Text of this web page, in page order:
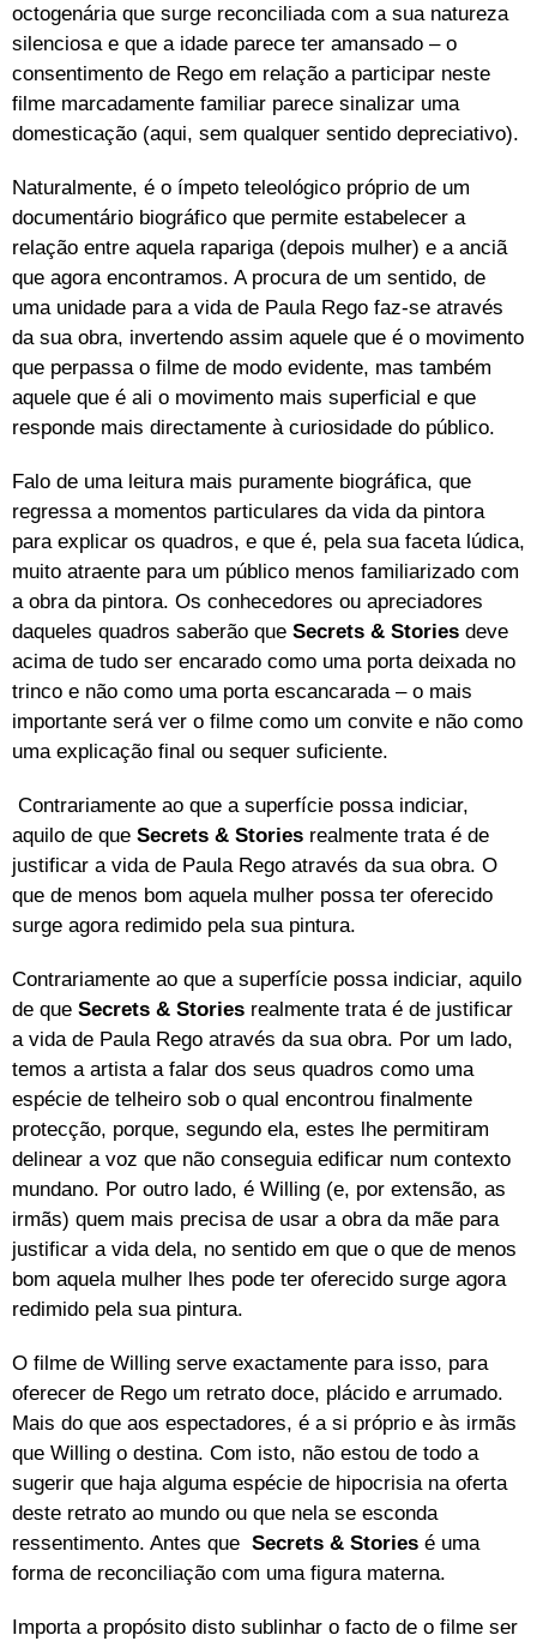
octogenária que surge reconciliada com a sua natureza
silenciosa e que a idade parece ter amansado – o
consentimento de Rego em relação a participar neste
filme marcadamente familiar parece sinalizar uma
domesticação (aqui, sem qualquer sentido depreciativo).
Naturalmente, é o ímpeto teleológico próprio de um
documentário biográfico que permite estabelecer a
relação entre aquela rapariga (depois mulher) e a anciã
que agora encontramos. A procura de um sentido, de
uma unidade para a vida de Paula Rego faz-se através
da sua obra, invertendo assim aquele que é o movimento
que perpassa o filme de modo evidente, mas também
aquele que é ali o movimento mais superficial e que
responde mais directamente à curiosidade do público.
Falo de uma leitura mais puramente biográfica, que
regressa a momentos particulares da vida da pintora
para explicar os quadros, e que é, pela sua faceta lúdica,
muito atraente para um público menos familiarizado com
a obra da pintora. Os conhecedores ou apreciadores
daqueles quadros saberão que Secrets & Stories deve
acima de tudo ser encarado como uma porta deixada no
trinco e não como uma porta escancarada – o mais
importante será ver o filme como um convite e não como
uma explicação final ou sequer suficiente.
Contrariamente ao que a superfície possa indiciar,
aquilo de que Secrets & Stories realmente trata é de
justificar a vida de Paula Rego através da sua obra. O
que de menos bom aquela mulher possa ter oferecido
surge agora redimido pela sua pintura.
Contrariamente ao que a superfície possa indiciar, aquilo
de que Secrets & Stories realmente trata é de justificar
a vida de Paula Rego através da sua obra. Por um lado,
temos a artista a falar dos seus quadros como uma
espécie de telheiro sob o qual encontrou finalmente
protecção, porque, segundo ela, estes lhe permitiram
delinear a voz que não conseguia edificar num contexto
mundano. Por outro lado, é Willing (e, por extensão, as
irmãs) quem mais precisa de usar a obra da mãe para
justificar a vida dela, no sentido em que o que de menos
bom aquela mulher lhes pode ter oferecido surge agora
redimido pela sua pintura.
O filme de Willing serve exactamente para isso, para
oferecer de Rego um retrato doce, plácido e arrumado.
Mais do que aos espectadores, é a si próprio e às irmãs
que Willing o destina. Com isto, não estou de todo a
sugerir que haja alguma espécie de hipocrisia na oferta
deste retrato ao mundo ou que nela se esconda
ressentimento. Antes que Secrets & Stories é uma
forma de reconciliação com uma figura materna.
Importa a propósito disto sublinhar o facto de o filme ser